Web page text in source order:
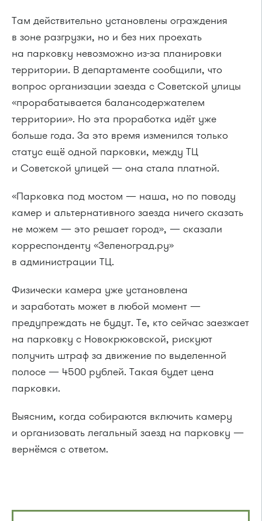
Там действительно установлены ограждения
в зоне разгрузки, но и без них проехать
на парковку невозможно из-за планировки
территории. В департаменте сообщили, что
вопрос организации заезда с Советской улицы
«прорабатывается балансодержателем
территории». Но эта проработка идёт уже
больше года. За это время изменился только
статус ещё одной парковки, между ТЦ
и Советской улицей — она стала платной.
«Парковка под мостом — наша, но по поводу
камер и альтернативного заезда ничего сказать
не можем — это решает город», — сказали
корреспонденту «Зеленоград.ру»
в администрации ТЦ.
Физически камера уже установлена
и заработать может в любой момент —
предупреждать не будут. Те, кто сейчас заезжает
на парковку с Новокрюковской, рискуют
получить штраф за движение по выделенной
полосе — 4500 рублей. Такая будет цена
парковки.
Выясним, когда собираются включить камеру
и организовать легальный заезд на парковку —
вернёмся с ответом.